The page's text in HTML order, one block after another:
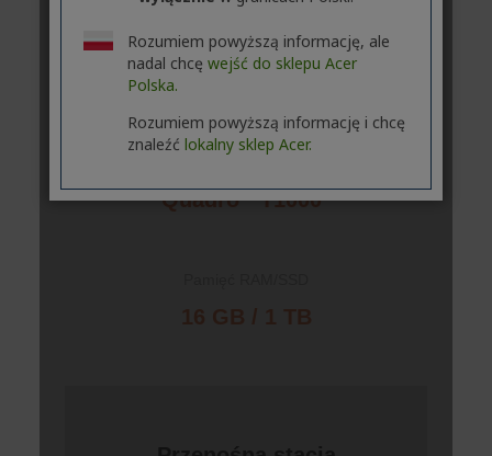
Rozumiem powyższą informację, ale
nadal chcę wejść do sklepu Acer
Polska.
Rozumiem powyższą informację i chcę
znaleźć lokalny sklep Acer.